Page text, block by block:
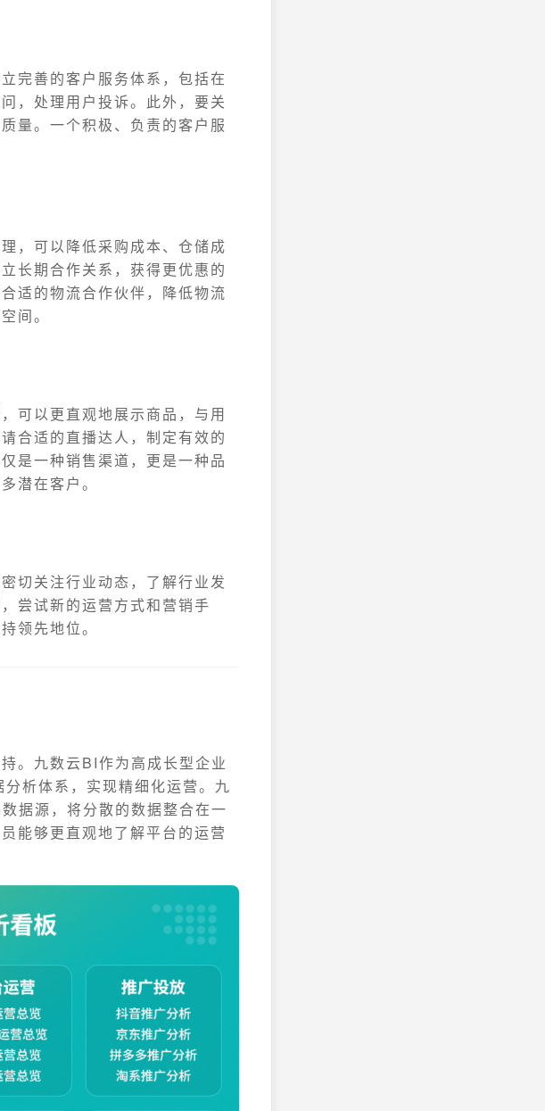
完善的客户服务体系，包括在
，处理用户投诉。此外，要关
量。一个积极、负责的客户服
，可以降低采购成本、仓储成
长期合作关系，获得更优惠的
适的物流合作伙伴，降低物流
间。
可以更直观地展示商品，与用
合适的直播达人，制定有效的
是一种销售渠道，更是一种品
潜在客户。
切关注行业动态，了解行业发
尝试新的运营方式和营销手
领先地位。
。九数云BI作为高成长型企业
析体系，实现精细化运营。九
据源，将分散的数据整合在一
能够更直观地了解平台的运营